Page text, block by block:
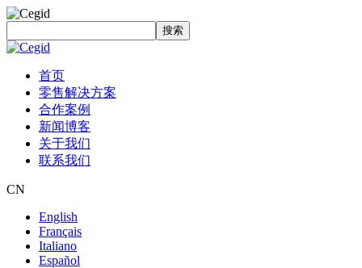
搜索
首页
零售解决方案
合作案例
新闻博客
关于我们
联系我们
CN
English
Français
Italiano
Español